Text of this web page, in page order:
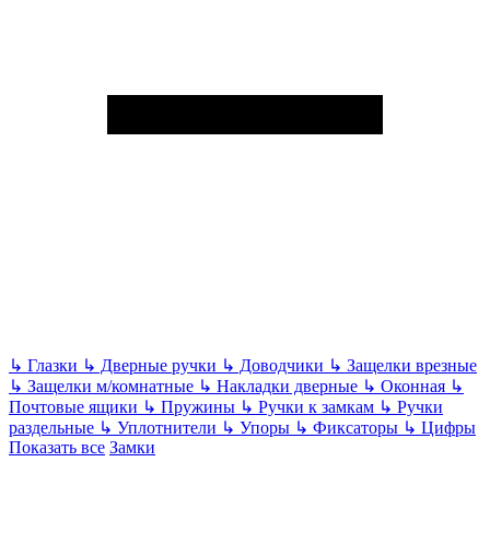
↳ Глазки ↳ Дверные ручки ↳ Доводчики ↳ Защелки врезные
↳ Защелки м/комнатные ↳ Накладки дверные ↳ Оконная ↳
Почтовые ящики ↳ Пружины ↳ Ручки к замкам ↳ Ручки
раздельные ↳ Уплотнители ↳ Упоры ↳ Фиксаторы ↳ Цифры
Показать все Замки